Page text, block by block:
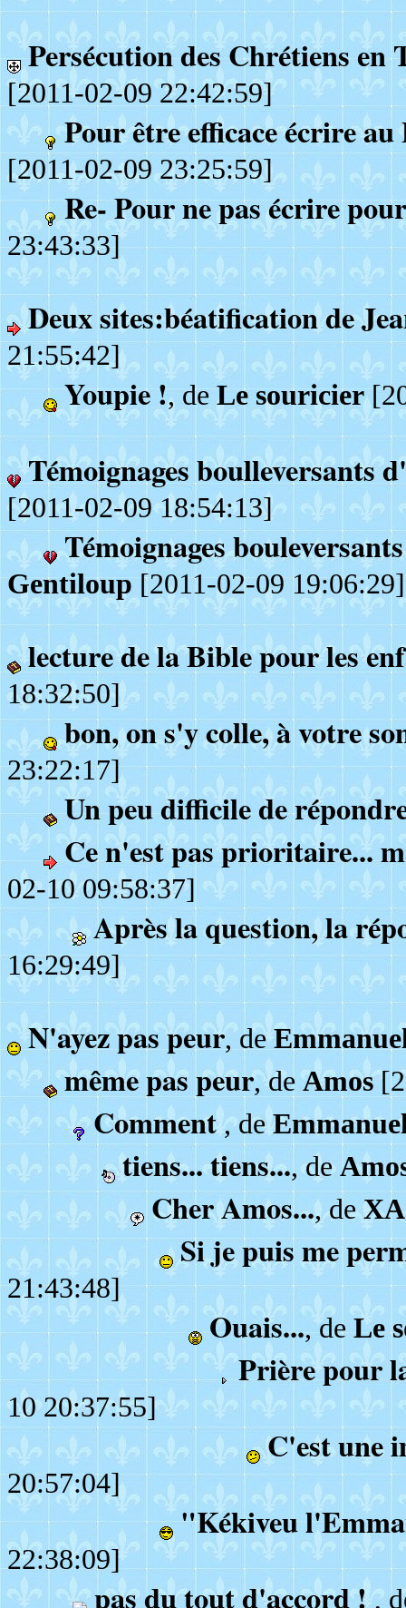
Persécution des Chrétiens
[2011-02-09 22:42:59]
Pour être efficace écrire
[2011-02-09 23:25:59]
Re- Pour ne pas écrire
23:43:33]
Deux sites:béatification de
21:55:42]
Youpie !, de Le souricier
Témoignages boulleversants
[2011-02-09 18:54:13]
Témoignages
Gentiloup [2011-02-09 19:06:29]
lecture de la Bible pour les
18:32:50]
bon, on s'y colle, à votre
23:22:17]
Un peu difficile de
Ce n'est pas prioritaire...
02-10 09:58:37]
Après la question, la
16:29:49]
N'ayez pas peur, de
même pas peur, deAmos
Comment, de
tiens... tiens..., de
Cher Amos..., de XA
Si je puis me
21:43:48]
Ouais..., de Le
Prière pour
10 20:37:55]
C'est une
20:57:04]
"Kékiveu
22:38:09]
pas du tout d'accord !,